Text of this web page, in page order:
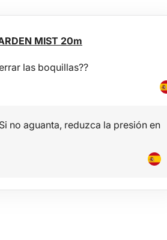
MIST 20m
las boquillas??
no aguanta, reduzca la presión en